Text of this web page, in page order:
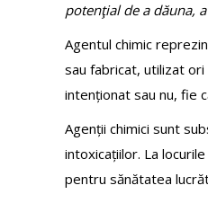
potenţial de a dăuna,
Agentul chimic
sau fabricat, utilizat
intenționat sau nu, fie
Agenții chimici sunt
intoxicațiilor. La
pentru sănătatea